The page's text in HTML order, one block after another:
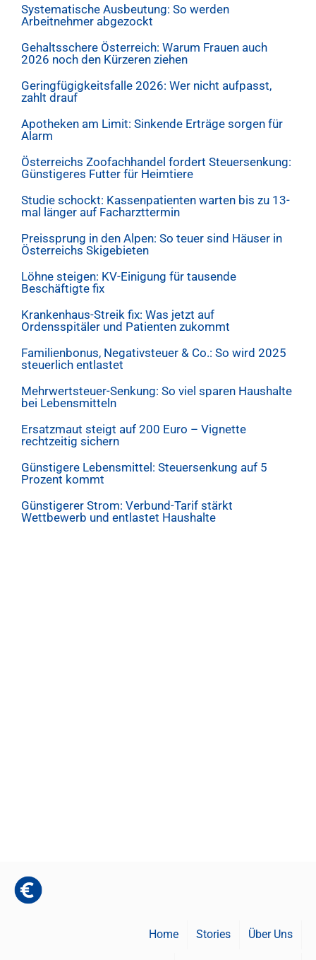
Systematische Ausbeutung: So werden
Arbeitnehmer abgezockt
Gehaltsschere Österreich: Warum Frauen auch
2026 noch den Kürzeren ziehen
Geringfügigkeitsfalle 2026: Wer nicht aufpasst,
zahlt drauf
Apotheken am Limit: Sinkende Erträge sorgen für
Alarm
Österreichs Zoofachhandel fordert Steuersenkung:
Günstigeres Futter für Heimtiere
Studie schockt: Kassenpatienten warten bis zu 13-
mal länger auf Facharzttermin
Preissprung in den Alpen: So teuer sind Häuser in
Österreichs Skigebieten
Löhne steigen: KV-Einigung für tausende
Beschäftigte fix
Krankenhaus-Streik fix: Was jetzt auf
Ordensspitäler und Patienten zukommt
Familienbonus, Negativsteuer & Co.: So wird 2025
steuerlich entlastet
Mehrwertsteuer-Senkung: So viel sparen Haushalte
bei Lebensmitteln
Ersatzmaut steigt auf 200 Euro – Vignette
rechtzeitig sichern
Günstigere Lebensmittel: Steuersenkung auf 5
Prozent kommt
Günstigerer Strom: Verbund-Tarif stärkt
Wettbewerb und entlastet Haushalte
Home Stories Über Uns